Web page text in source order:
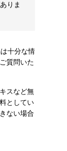
りま
十分な情
質問いた
スなど無
としてい
ない場合